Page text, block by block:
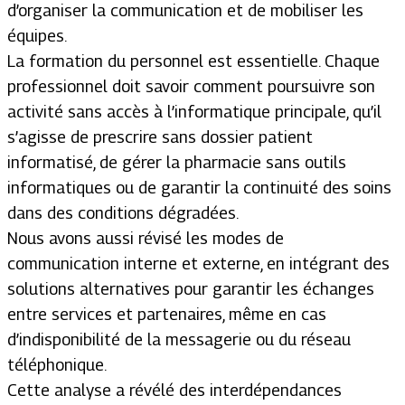
d’organiser la communication et de mobiliser les
équipes.
La formation du personnel est essentielle. Chaque
professionnel doit savoir comment poursuivre son
activité sans accès à l’informatique principale, qu’il
s’agisse de prescrire sans dossier patient
informatisé, de gérer la pharmacie sans outils
informatiques ou de garantir la continuité des soins
dans des conditions dégradées.
Nous avons aussi révisé les modes de
communication interne et externe, en intégrant des
solutions alternatives pour garantir les échanges
entre services et partenaires, même en cas
d’indisponibilité de la messagerie ou du réseau
téléphonique.
Cette analyse a révélé des interdépendances